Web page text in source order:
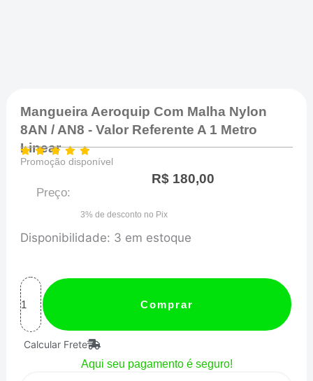
Mangueira Aeroquip Com Malha Nylon
8AN / AN8 - Valor Referente A 1 Metro
Linear
Promoção disponível
Preço:
R$180,00
3% de desconto no Pix
Disponibilidade: 3 em estoque
Mangueira
com
Malha
Nylon
8AN
Comprar
Calcular Frete
Aqui seu pagamento é seguro!